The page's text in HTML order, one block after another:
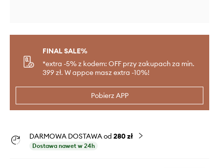
FINAL SALE%
*extra -5% z kodem: OFF przy zakupach za min.
399 zł. W appce masz extra -10%!
Pobierz APP
DARMOWA DOSTAWA od 280 zł
Dostawa nawet w 24h